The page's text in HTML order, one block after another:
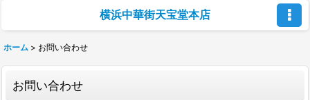
横浜中華街天宝堂本店
ホーム > お問い合わせ
お問い合わせ